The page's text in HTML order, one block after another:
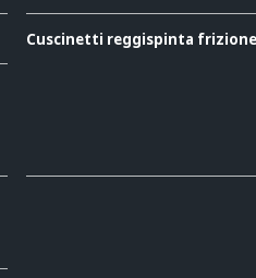
Cuscinetti reggispinta frizione